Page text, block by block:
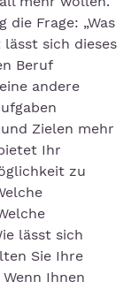
Frage: „Was
sich dieses
Beruf
andere
Zielen mehr
Ihr
zu
lässt sich
Sie Ihre
Ihnen